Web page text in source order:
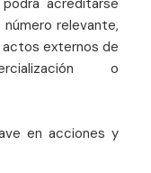
relevante,
externos de
o
en acciones y